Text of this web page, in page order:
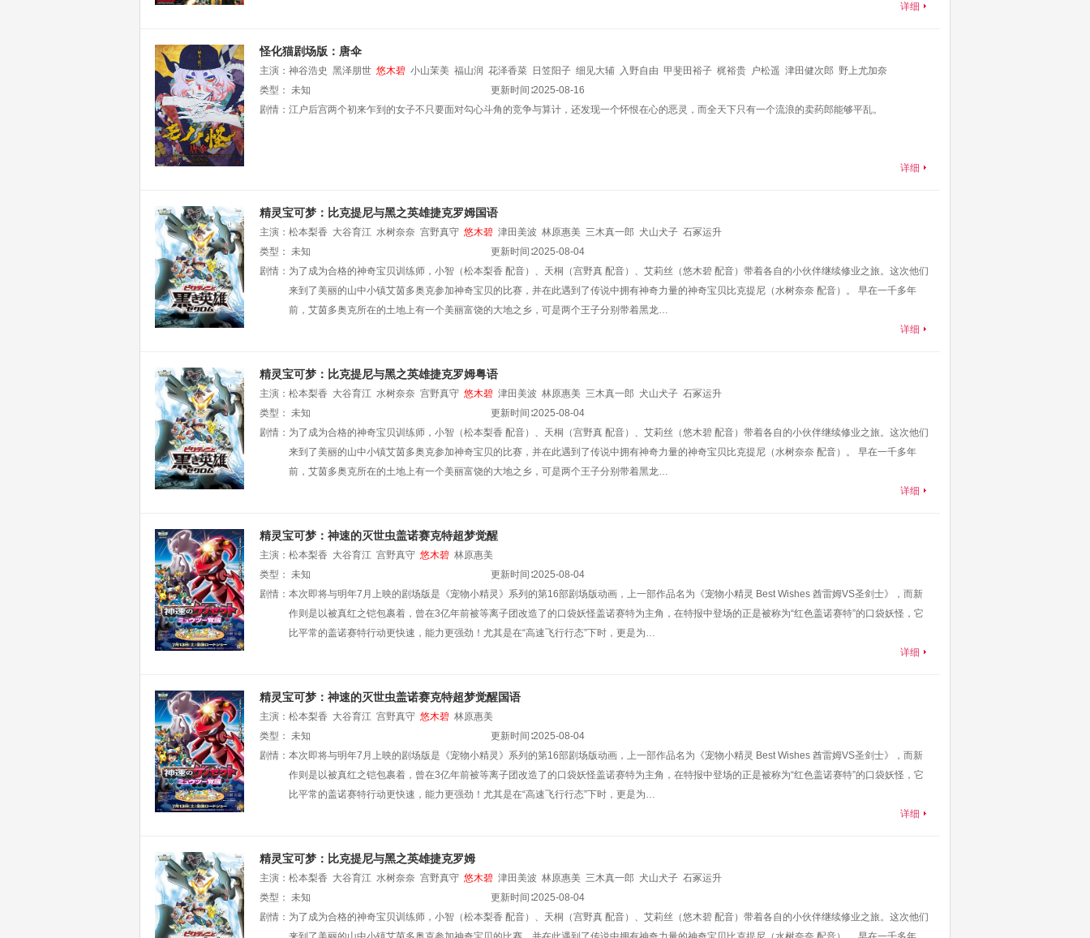
详细
怪化猫剧场版：唐伞
主演： 神谷浩史 黑泽朋世 悠木碧 小山茉美 福山润 花泽香菜 日笠阳子 细见大辅 入野自由 甲斐田裕子 梶裕贵 户松遥 津田健次郎 野上尤加奈
类型： 未知 更新时间∶2025-08-16
剧情： 江户后宫两个初来乍到的女子不只要面对勾心斗角的竞争与算计，还发现一个怀恨在心的恶灵，而全天下只有一个流浪的卖药郎能够平乱。
详细
精灵宝可梦：比克提尼与黑之英雄捷克罗姆国语
主演： 松本梨香 大谷育江 水树奈奈 宫野真守 悠木碧 津田美波 林原惠美 三木真一郎 犬山犬子 石冢运升
类型： 未知 更新时间∶2025-08-04
剧情： 为了成为合格的神奇宝贝训练师，小智（松本梨香 配音）、天桐（宫野真 配音）、艾莉丝（悠木碧 配音）带着各自的小伙伴继续修业之旅。这次他们
来到了美丽的山中小镇艾茵多奥克参加神奇宝贝的比赛，并在此遇到了传说中拥有神奇力量的神奇宝贝比克提尼（水树奈奈 配音）。 早在一千多年
前，艾茵多奥克所在的土地上有一个美丽富饶的大地之乡，可是两个王子分别带着黑龙…
详细
精灵宝可梦：比克提尼与黑之英雄捷克罗姆粤语
主演： 松本梨香 大谷育江 水树奈奈 宫野真守 悠木碧 津田美波 林原惠美 三木真一郎 犬山犬子 石冢运升
类型： 未知 更新时间∶2025-08-04
剧情： 为了成为合格的神奇宝贝训练师，小智（松本梨香 配音）、天桐（宫野真 配音）、艾莉丝（悠木碧 配音）带着各自的小伙伴继续修业之旅。这次他们
来到了美丽的山中小镇艾茵多奥克参加神奇宝贝的比赛，并在此遇到了传说中拥有神奇力量的神奇宝贝比克提尼（水树奈奈 配音）。 早在一千多年
前，艾茵多奥克所在的土地上有一个美丽富饶的大地之乡，可是两个王子分别带着黑龙…
详细
精灵宝可梦：神速的灭世虫盖诺赛克特超梦觉醒
主演： 松本梨香 大谷育江 宫野真守 悠木碧 林原惠美
类型： 未知 更新时间∶2025-08-04
剧情： 本次即将与明年7月上映的剧场版是《宠物小精灵》系列的第16部剧场版动画，上一部作品名为《宠物小精灵 Best Wishes 酋雷姆VS圣剑士》，而新
作则是以被真红之铠包裹着，曾在3亿年前被等离子团改造了的口袋妖怪盖诺赛特为主角，在特报中登场的正是被称为“红色盖诺赛特”的口袋妖怪，它
比平常的盖诺赛特行动更快速，能力更强劲！尤其是在“高速飞行行态”下时，更是为…
详细
精灵宝可梦：神速的灭世虫盖诺赛克特超梦觉醒国语
主演： 松本梨香 大谷育江 宫野真守 悠木碧 林原惠美
类型： 未知 更新时间∶2025-08-04
剧情： 本次即将与明年7月上映的剧场版是《宠物小精灵》系列的第16部剧场版动画，上一部作品名为《宠物小精灵 Best Wishes 酋雷姆VS圣剑士》，而新
作则是以被真红之铠包裹着，曾在3亿年前被等离子团改造了的口袋妖怪盖诺赛特为主角，在特报中登场的正是被称为“红色盖诺赛特”的口袋妖怪，它
比平常的盖诺赛特行动更快速，能力更强劲！尤其是在“高速飞行行态”下时，更是为…
详细
精灵宝可梦：比克提尼与黑之英雄捷克罗姆
主演： 松本梨香 大谷育江 水树奈奈 宫野真守 悠木碧 津田美波 林原惠美 三木真一郎 犬山犬子 石冢运升
类型： 未知 更新时间∶2025-08-04
剧情： 为了成为合格的神奇宝贝训练师，小智（松本梨香 配音）、天桐（宫野真 配音）、艾莉丝（悠木碧 配音）带着各自的小伙伴继续修业之旅。这次他们